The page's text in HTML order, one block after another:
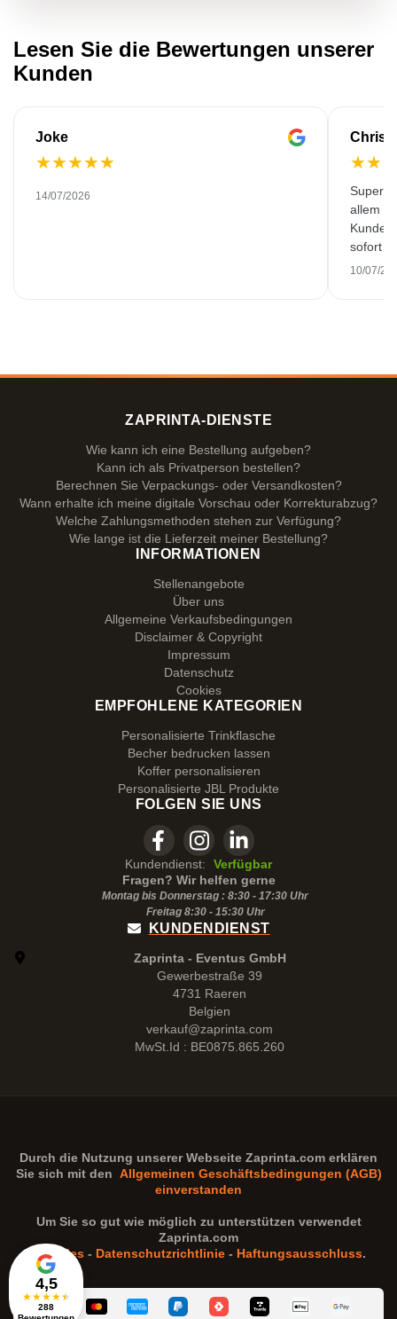
Lesen Sie die Bewertungen unserer
Kunden
Joke
★★★★★
14/07/2026
★★
Super
allem
sofort
10/07/
4,5
★★★★★
288
ZAPRINTA-DIENSTE
Wie kann ich eine Bestellung aufgeben?
Kann ich als Privatperson bestellen?
Berechnen Sie Verpackungs- oder Versandkosten?
Wann erhalte ich meine digitale Vorschau oder Korrekturabzug?
Welche Zahlungsmethoden stehen zur Verfügung?
Wie lange ist die Lieferzeit meiner Bestellung?
INFORMATIONEN
Stellenangebote
Über uns
Allgemeine Verkaufsbedingungen
Disclaimer & Copyright
Impressum
Datenschutz
Cookies
EMPFOHLENE KATEGORIEN
Personalisierte Trinkflasche
Becher bedrucken lassen
Koffer personalisieren
Personalisierte JBL Produkte
FOLGEN SIE UNS
Kundendienst:
Verfügbar
Fragen? Wir helfen gerne
Montag bis Donnerstag : 8:30 - 17:30 Uhr
Freitag 8:30 - 15:30Uhr
KUNDENDIENST
Zaprinta - Eventus GmbH
Gewerbestraße 39
4731 Raeren
Belgien
verkauf@zaprinta.com
MwSt.Id : BE0875.865.260
Durch die Nutzung unserer Webseite Zaprinta.com erklären
Sie sich mit den Allgemeinen Geschäftsbedingungen (AGB)
einverstanden
Um Sie so gut wie möglich zu unterstützen verwendet
Zaprinta.com
Cookies - Datenschutzrichtlinie - Haftungsausschluss.